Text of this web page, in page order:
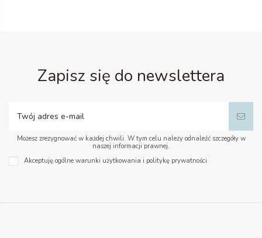
Zapisz się do newslettera
Możesz zrezygnować w każdej chwili. W tym celu należy odnaleźć szczegóły w
naszej informacji prawnej.
Akceptuję ogólne warunki użytkowania i politykę prywatności